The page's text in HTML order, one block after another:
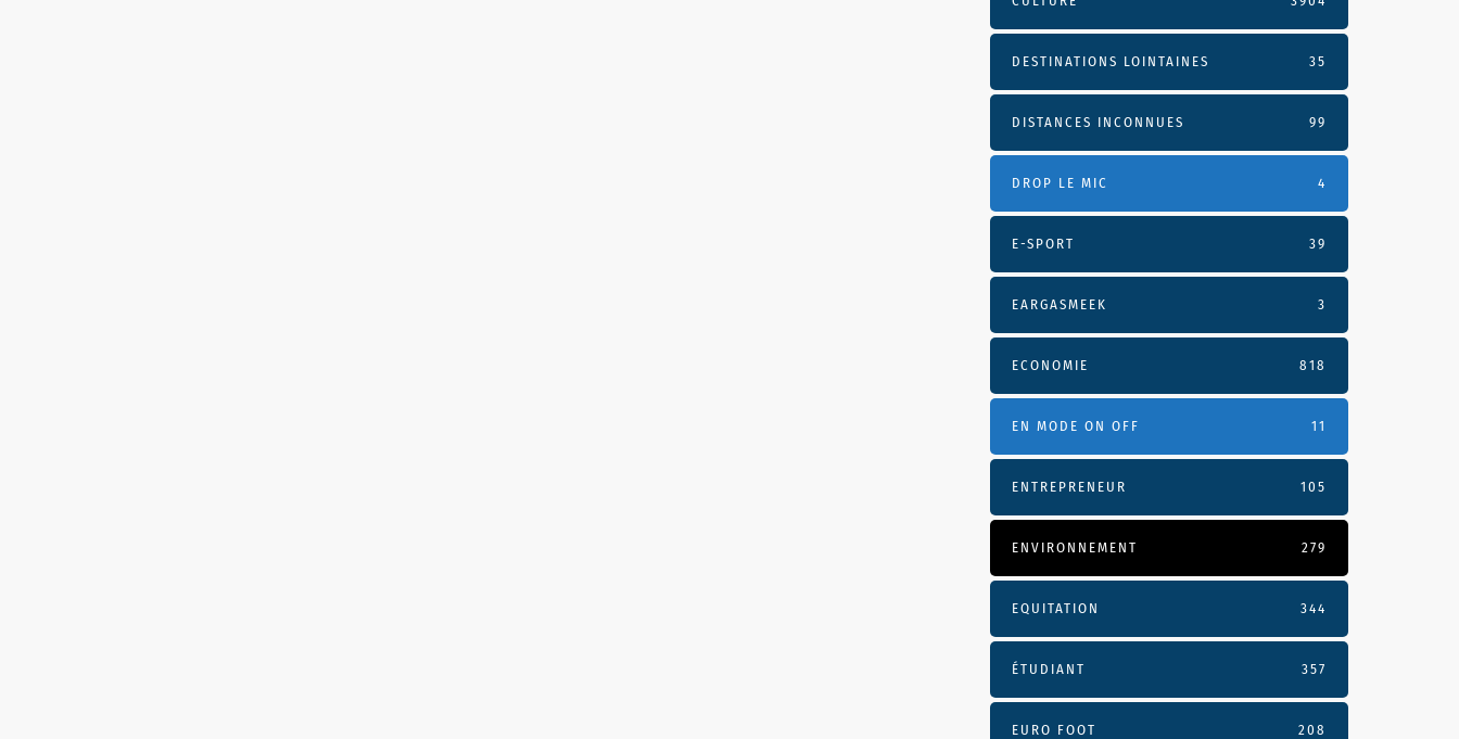
DESTINATIONS LOINTAINES 35
DISTANCES INCONNUES 99
DROP LE MIC 4
E-SPORT 39
EARGASMEEK 3
ECONOMIE 818
EN MODE ON OFF 11
ENTREPRENEUR 105
ENVIRONNEMENT 279
EQUITATION 344
ÉTUDIANT 357
EURO FOOT 208